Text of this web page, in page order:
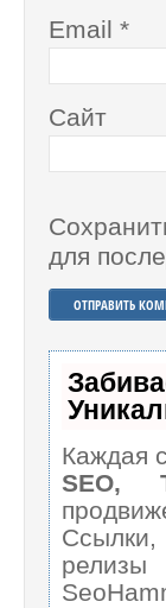
Email *
Сайт
для
Каждая
SEO,
Ссылки,